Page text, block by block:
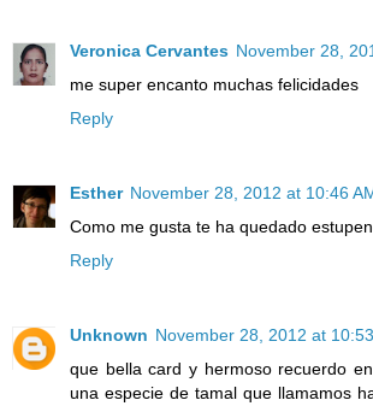
Veronica Cervantes November 28,
me super encanto muchas felicidades
Reply
Esther November 28, 2012 at 10:46
Como me gusta te ha quedado
Reply
Unknown November 28, 2012 at
que bella card y hermoso recuerdo
una especie de tamal que llamamos